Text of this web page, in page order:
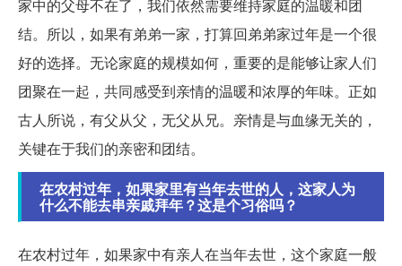
家中的父母不在了，我们依然需要维持家庭的温暖和团
结。所以，如果有弟弟一家，打算回弟弟家过年是一个很
好的选择。无论家庭的规模如何，重要的是能够让家人们
团聚在一起，共同感受到亲情的温暖和浓厚的年味。正如
古人所说，有父从父，无父从兄。亲情是与血缘无关的，
关键在于我们的亲密和团结。
在农村过年，如果家里有当年去世的人，这家人为
什么不能去串亲戚拜年？这是个习俗吗？
在农村过年，如果家中有亲人在当年去世，这个家庭一般